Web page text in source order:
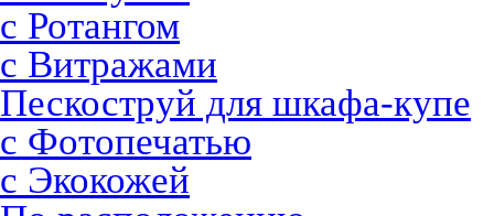
с Ротангом
с Витражами
Пескоструй для шкафа-купе
с Фотопечатью
с Экокожей